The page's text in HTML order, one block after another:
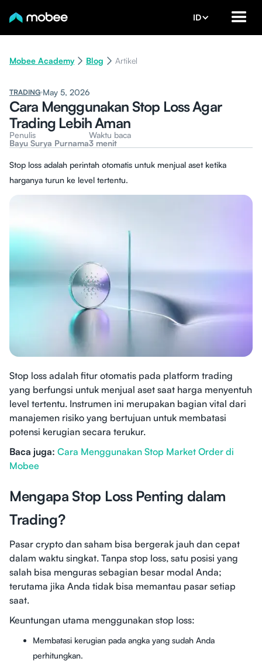
ID
Mobee Academy Blog Artikel
TRADING May 5, 2026
Cara Menggunakan Stop Loss Agar
Trading Lebih Aman
Penulis
Bayu Surya Purnama
Waktu baca
3 menit
Stop loss adalah perintah otomatis untuk menjual aset ketika
harganya turun ke level tertentu.
Stop loss adalah fitur otomatis pada platform trading
yang berfungsi untuk menjual aset saat harga menyentuh
level tertentu. Instrumen ini merupakan bagian vital dari
manajemen risiko yang bertujuan untuk membatasi
potensi kerugian secara terukur.
Baca juga: Cara Menggunakan Stop Market Order di
Mobee
Mengapa Stop Loss Penting dalam
Trading?
Pasar crypto dan saham bisa bergerak jauh dan cepat
dalam waktu singkat. Tanpa stop loss, satu posisi yang
salah bisa menguras sebagian besar modal Anda;
terutama jika Anda tidak bisa memantau pasar setiap
saat.
Keuntungan utama menggunakan stop loss:
Membatasi kerugian pada angka yang sudah Anda
perhitungkan.